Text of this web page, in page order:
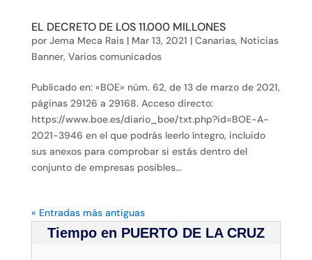
EL DECRETO DE LOS 11.000 MILLONES
por Jema Meca Rais| Mar 13, 2021 | Canarias, Noticias
Banner, Varios comunicados
Publicado en: «BOE» núm. 62, de 13 de marzo de 2021,
páginas 29126 a 29168. Acceso directo:
https://www.boe.es/diario_boe/txt.php?id=BOE-A-
2021-3946 en el que podrás leerlo íntegro, incluido
sus anexos para comprobar si estás dentro del
conjunto de empresas posibles...
« Entradas más antiguas
Tiempo en PUERTO DE LA CRUZ